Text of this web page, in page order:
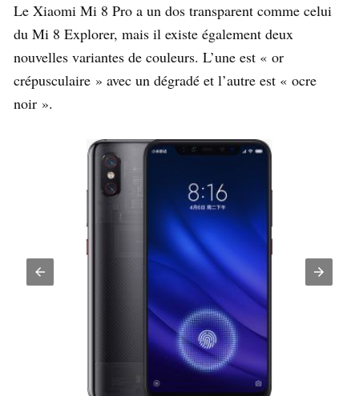
Le Xiaomi Mi 8 Pro a un dos transparent comme celui
du Mi 8 Explorer, mais il existe également deux
nouvelles variantes de couleurs. L’une est « or
crépusculaire » avec un dégradé et l’autre est « ocre
noir ».